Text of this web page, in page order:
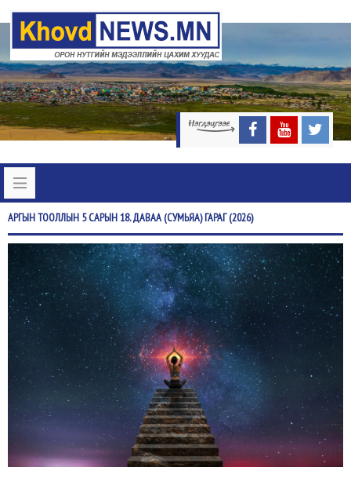
АРГЫНТООЛЛЫН 5 САРЫН 18. ДАВАА (СУМЬЯА) ГАРАГ (2026)